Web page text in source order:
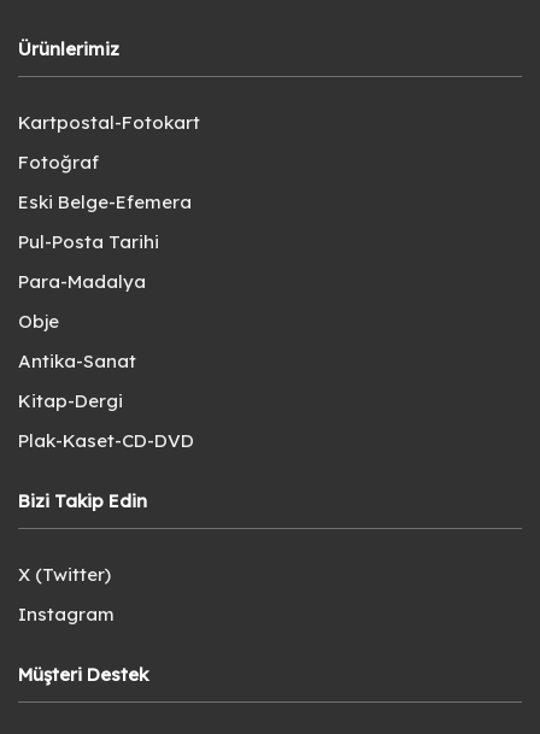
Ürünlerimiz
Kartpostal-Fotokart
Fotoğraf
Eski Belge-Efemera
Pul-Posta Tarihi
Para-Madalya
Obje
Antika-Sanat
Kitap-Dergi
Plak-Kaset-CD-DVD
Bizi Takip Edin
X (Twitter)
Instagram
Müşteri Destek